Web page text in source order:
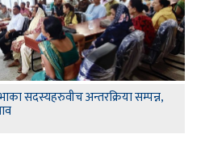
सदस्यहरुवीच अन्तरक्रिया सम्पन्न,